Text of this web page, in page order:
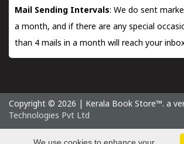
Mail Sending Intervals: We do sent
a month, and if there are any special
than 4 mails in a month will reach your
Copyright © 2026 | Kerala Book Store™. a
Technologies Pvt Ltd
Friday 7